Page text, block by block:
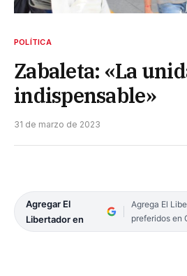
POLÍTICA
Zabaleta: «La
indispensable»
31 de marzo de 2023
Agregar El
Libertador en
Agrega El
preferidos en